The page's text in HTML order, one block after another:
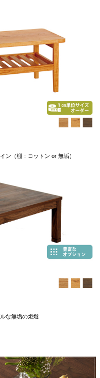
ン（棚：コットン or 無垢）
な無垢の炬燵